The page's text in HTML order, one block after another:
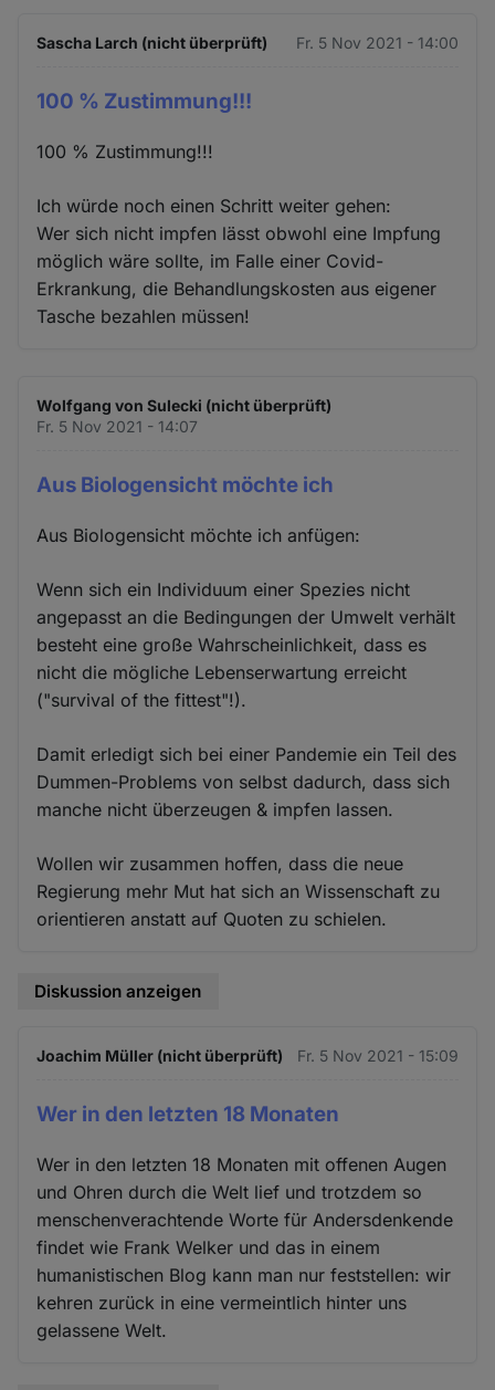
Sascha Larch (nicht überprüft) Fr. 5 Nov 2021 - 14:00
100 % Zustimmung!!!
100 % Zustimmung!!!
Ich würde noch einen Schritt weiter gehen:
Wer sich nicht impfen lässt obwohl eine Impfung
möglich wäre sollte, im Falle einer Covid-
Erkrankung, die Behandlungskosten aus eigener
Tasche bezahlen müssen!
Wolfgang von Sulecki (nicht überprüft)
Fr. 5 Nov 2021 - 14:07
Aus Biologensicht möchte ich
Aus Biologensicht möchte ich anfügen:
Wenn sich ein Individuum einer Spezies nicht
angepasst an die Bedingungen der Umwelt verhält
besteht eine große Wahrscheinlichkeit, dass es
nicht die mögliche Lebenserwartung erreicht
("survival of the fittest"!).
Damit erledigt sich bei einer Pandemie ein Teil des
Dummen-Problems von selbst dadurch, dass sich
manche nicht überzeugen & impfen lassen.
Wollen wir zusammen hoffen, dass die neue
Regierung mehr Mut hat sich an Wissenschaft zu
orientieren anstatt auf Quoten zu schielen.
Diskussion anzeigen
Joachim Müller (nicht überprüft) Fr. 5 Nov 2021 - 15:09
Wer in den letzten 18 Monaten
Wer in den letzten 18 Monaten mit offenen Augen
und Ohren durch die Welt lief und trotzdem so
menschenverachtende Worte für Andersdenkende
findet wie Frank Welker und das in einem
humanistischen Blog kann man nur feststellen: wir
kehren zurück in eine vermeintlich hinter uns
gelassene Welt.